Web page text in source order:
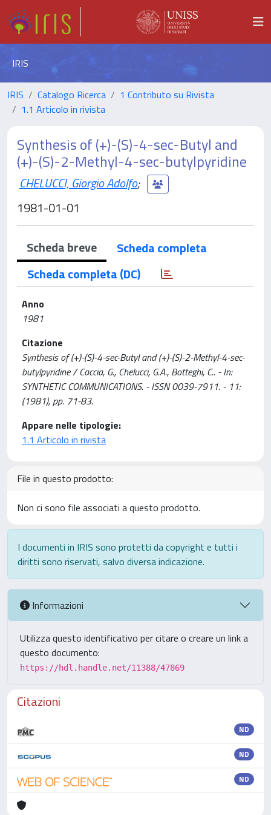
IRIS
IRIS Catalogo Ricerca
1 Contributo su Rivista
1.1 Articolo in rivista
Synthesis of (+)-(S)-4-sec-Butyl and
(+)-(S)-2-Methyl-4-sec-butylpyridine
CHELUCCI, Giorgio Adolfo;
1981-01-01
Scheda breve
Scheda completa
Scheda completa (DC)
Anno
1981
Citazione
Synthesis of (+)-(S)-4-sec-Butyl and (+)-(S)-2-Methyl-4-sec-
butylpyridine / Caccia, G., Chelucci, G.A., Botteghi, C.. - In:
SYNTHETIC COMMUNICATIONS. - ISSN 0039-7911. - 11:
(1981), pp. 71-83.
Appare nelle tipologie:
1.1 Articolo in rivista
File in questo prodotto:
Non ci sono file associati a questo prodotto.
I documenti in IRIS sono protetti da copyright e tutti i
diritti sono riservati, salvo diversa indicazione.
Informazioni
Utilizza questo identificativo per citare o creare un link a
questo documento:
https://hdl.handle.net/11388/47869
Citazioni
ND
ND
ND